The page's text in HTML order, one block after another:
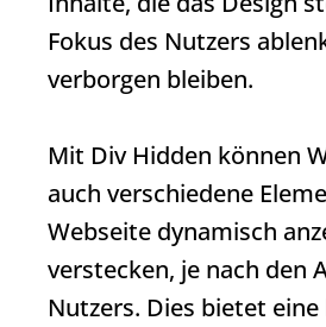
Fokus des Nutzers
verborgen bleiben.
Mit Div Hidden können
auch verschiedene
Webseite dynamisch
verstecken, je nach den
Nutzers. Dies bietet eine